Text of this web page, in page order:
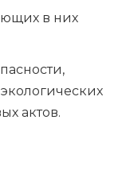
в них
актов.